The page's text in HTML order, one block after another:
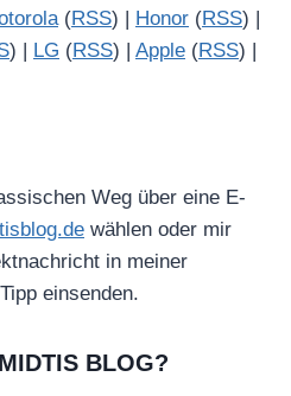
(RSS) | Honor (RSS) |
) | LG (RSS) | Apple (RSS) |
Weg über eine E-
wählen oder mir
in meiner
einsenden.
BLOG?